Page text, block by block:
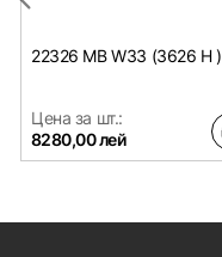
22326 MB W33 (3626 H )
Цена за шт.:
8280,00 лей